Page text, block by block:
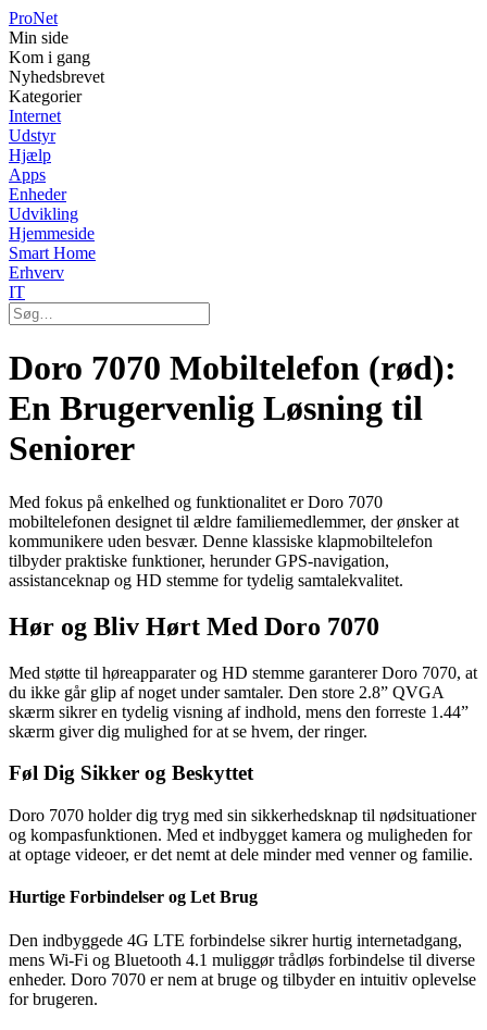
ProNet
Min side
Kom i gang
Nyhedsbrevet
Kategorier
Internet
Udstyr
Hjælp
Apps
Enheder
Udvikling
Hjemmeside
Smart Home
Erhverv
IT
Doro 7070 Mobiltelefon (rød):
En Brugervenlig Løsning til
Seniorer
Med fokus på enkelhed og funktionalitet er Doro 7070
mobiltelefonen designet til ældre familiemedlemmer, der ønsker at
kommunikere uden besvær. Denne klassiske klapmobiltelefon
tilbyder praktiske funktioner, herunder GPS-navigation,
assistanceknap og HD stemme for tydelig samtalekvalitet.
Hør og Bliv Hørt Med Doro 7070
Med støtte til høreapparater og HD stemme garanterer Doro 7070, at
du ikke går glip af noget under samtaler. Den store 2.8” QVGA
skærm sikrer en tydelig visning af indhold, mens den forreste 1.44”
skærm giver dig mulighed for at se hvem, der ringer.
Føl Dig Sikker og Beskyttet
Doro 7070 holder dig tryg med sin sikkerhedsknap til nødsituationer
og kompasfunktionen. Med et indbygget kamera og muligheden for
at optage videoer, er det nemt at dele minder med venner og familie.
Hurtige Forbindelser og Let Brug
Den indbyggede 4G LTE forbindelse sikrer hurtig internetadgang,
mens Wi-Fi og Bluetooth 4.1 muliggør trådløs forbindelse til diverse
enheder. Doro 7070 er nem at bruge og tilbyder en intuitiv oplevelse
for brugeren.